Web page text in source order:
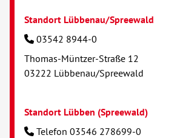
Standort Lübbenau/Spreewald
03542 8944-0
Thomas-Müntzer-Straße 12
03222 Lübbenau/Spreewald
Standort Lübben (Spreewald)
Telefon 03546 278699-0